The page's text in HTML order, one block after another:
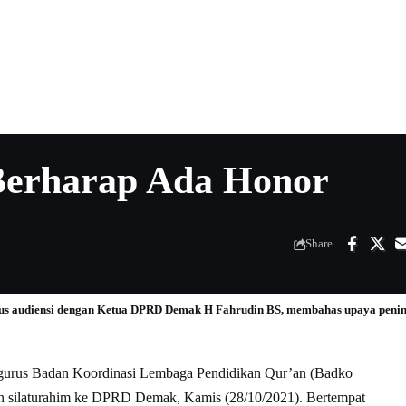
Ada Honor
Share
audiensi dengan Ketua DPRD Demak H Fahrudin BS, membahas upaya
Badan Koordinasi Lembaga Pendidikan Qur’an (Badko
silaturahim ke DPRD Demak, Kamis (28/10/2021). Bertempat